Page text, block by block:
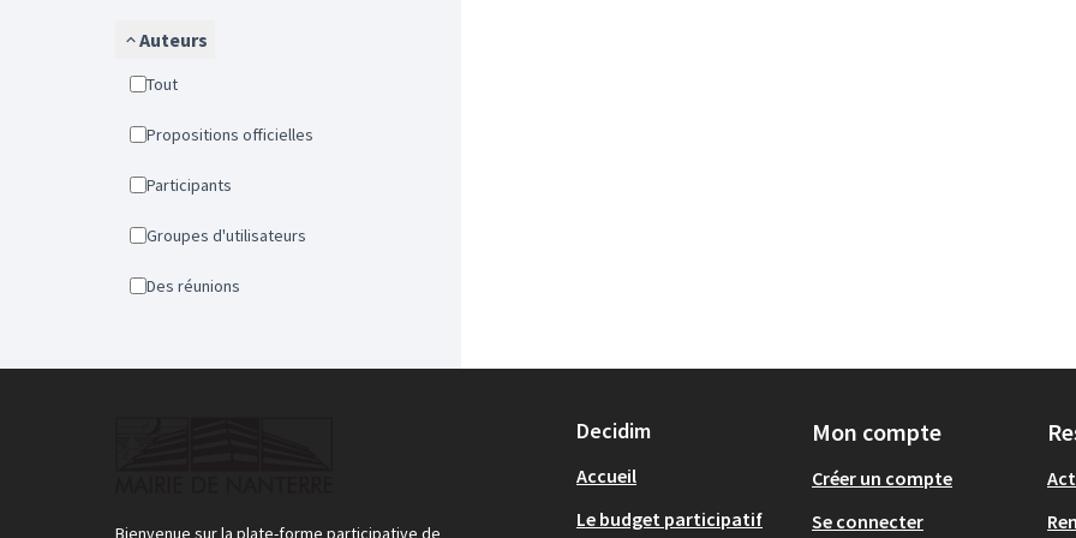
Auteurs
Tout
Propositions officielles
Participants
Groupes d'utilisateurs
Des réunions
Bienvenue sur la plate-forme participative de
Decidim
Accueil
Le budget participatif
Mon compte
Créer un compte
Se connecter